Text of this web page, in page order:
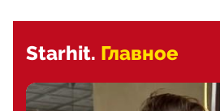
Starhit. Главное